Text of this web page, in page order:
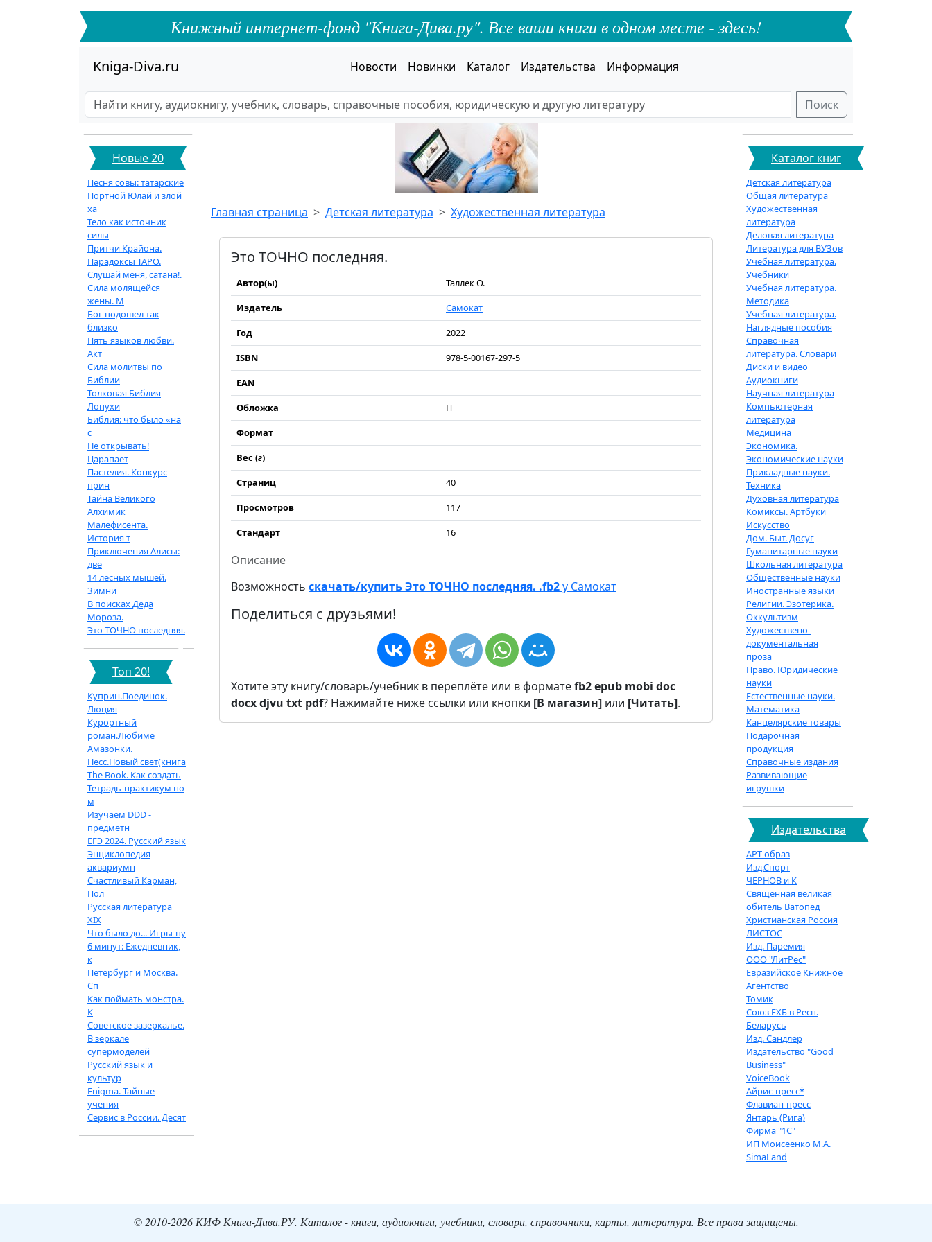
Книжный интернет-фонд "Книга-Дива.ру". Все ваши книги в одном месте - здесь!
Kniga-Diva.ru Новости Новинки Каталог Издательства Информация
Поиск
Новые 20
Песня совы: татарские
Портной Юлай и злой
ха
Тело как источник
силы
Притчи Крайона.
Парадоксы ТАРО.
Слушай меня, сатана!.
Сила молящейся
жены. М
Бог подошел так
близко
Пять языков любви.
Акт
Сила молитвы по
Библии
Толковая Библия
Лопухи
Библия: что было «на
с
Не открывать!
Царапает
Пастелия. Конкурс
прин
Тайна Великого
Алхимик
Малефисента.
История т
Приключения Алисы:
две
14 лесных мышей.
Зимни
В поисках Деда
Мороза.
Это ТОЧНО последняя.
Топ 20!
Куприн.Поединок.
Люция
Курортный
роман.Любиме
Амазонки.
Несс.Новый свет(книга
The Book. Как создать
Тетрадь-практикум по
м
Изучаем DDD -
предметн
ЕГЭ 2024. Русский язык
Энциклопедия
аквариумн
Счастливый Карман,
Пол
Русская литература
XIX
Что было до... Игры-пу
6 минут: Ежедневник,
к
Петербург и Москва.
Сп
Как поймать монстра.
К
Советское зазеркалье.
В зеркале
супермоделей
Русский язык и
культур
Enigma. Тайные
учения
Сервис в России. Десят
Главная страница Детская литература Художественная литература
Это ТОЧНО последняя.
Автор(ы)
Таллек О.
Издатель
Самокат
Год
2022
ISBN
978-5-00167-297-5
EAN
Обложка
П
Формат
Вес (г)
Страниц
40
Просмотров
117
Стандарт
16
Описание
Возможность скачать/купить Это ТОЧНО последняя. .fb2у Самокат
Поделиться с друзьями!
Хотите эту книгу/словарь/учебник в переплёте или в форматеfb2epub mobi doc
docxdjvu txt pdf? Нажимайте ниже ссылки или кнопки [В магазин] или [Читать].
Каталог книг
Детская литература
Общая литература
Художественная
литература
Деловая литература
Литература для ВУЗов
Учебная литература.
Учебники
Учебная литература.
Методика
Учебная литература.
Наглядные пособия
Справочная
литература. Словари
Диски и видео
Аудиокниги
Научная литература
Компьютерная
литература
Медицина
Экономика.
Экономические науки
Прикладные науки.
Техника
Духовная литература
Комиксы. Артбуки
Искусство
Дом. Быт. Досуг
Гуманитарные науки
Школьная литература
Общественные науки
Иностранные языки
Религии. Эзотерика.
Оккультизм
Художествено-
документальная
проза
Право. Юридические
науки
Естественные науки.
Математика
Канцелярские товары
Подарочная
продукция
Справочные издания
Развивающие
игрушки
Издательства
АРТ-образ
Изд.Спорт
ЧЕРНОВ и К
Священная великая
обитель Ватопед
Христианская Россия
ЛИСТОС
Изд. Паремия
ООО "ЛитРес"
Евразийское Книжное
Агентство
Томик
Союз ЕХБ в Респ.
Беларусь
Изд. Сандлер
Издательство "Good
Business"
VoiceBook
Айрис-пресс*
Флавиан-пресс
Янтарь (Рига)
Фирма "1С"
ИП Моисеенко М.А.
SimaLand
© 2010-2026 КИФ Книга-Дива.РУ. Каталог - книги, аудиокниги, учебники, словари, справочники, карты, литература. Все права защищены.